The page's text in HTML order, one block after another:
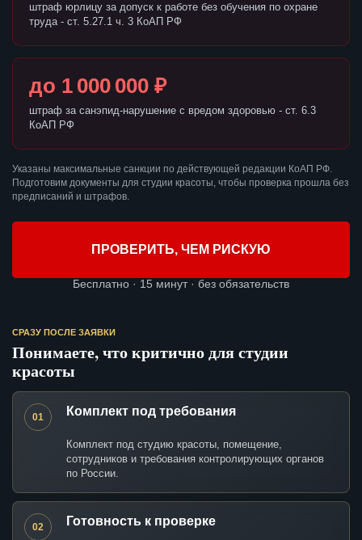
штраф юрлицу за допуск к работе без обучения по охране
труда - ст. 5.27.1 ч. 3 КоАП РФ
до 1 000 000 ₽
штраф за санэпид-нарушение с вредом здоровью - ст. 6.3
КоАП РФ
Указаны максимальные санкции по действующей редакции КоАП РФ.
Подготовим документы для студии красоты, чтобы проверка прошла без
предписаний и штрафов.
ПРОВЕРИТЬ, ЧЕМ РИСКУЮ
Бесплатно · 15 минут · без обязательств
СРАЗУ ПОСЛЕ ЗАЯВКИ
Понимаете, что критично для студии
красоты
01 Комплект под требования
Комплект под студию красоты, помещение,
сотрудников и требования контролирующих органов
по России.
02 Готовность к проверке